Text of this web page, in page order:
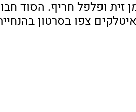
ופלפל חריף. הסוד
צפו בסרטון